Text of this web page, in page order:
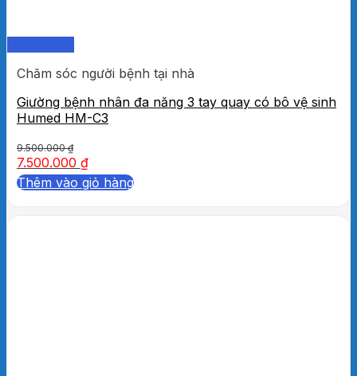
Chăm sóc người bệnh tại nhà
Giường bệnh nhân đa năng 3 tay quay có bô vệ sinh
Humed HM-C3
9.500.000₫
7.500.000 ₫
Thêm vào giỏ hàng